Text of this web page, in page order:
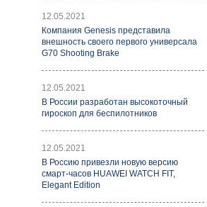
12.05.2021
Компания Genesis представила
внешность своего первого универсала
G70 Shooting Brake
12.05.2021
В России разработан высокоточный
гироскоп для беспилотников
12.05.2021
В Россию привезли новую версию
смарт-часов HUAWEI WATCH FIT,
Elegant Edition